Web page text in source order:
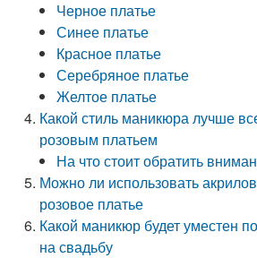
Черное платье
Синее платье
Красное платье
Серебряное платье
Желтое платье
Какой стиль маникюра лучше
розовым платьем
На что стоит обратить
Можно ли использовать
розовое платье
Какой маникюр будет уместен
на свадьбу